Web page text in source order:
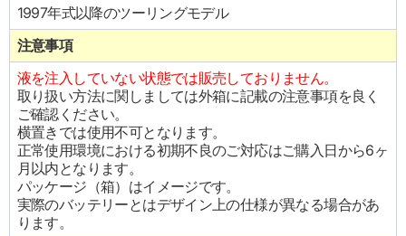
1997年式以降のツーリングモデル
注意事項
液を注入していない状態では販売しておりません。
取り扱い方法に関しましては外箱に記載の注意事項を良く
ご確認ください。
横置きでは使用不可となります。
正常使用環境における初期不良のご対応はご購入日から6ヶ
月以内となります。
パッケージ（箱）はイメージです。
実際のバッテリーとはデザイン上の仕様が異なる場合があ
ります。